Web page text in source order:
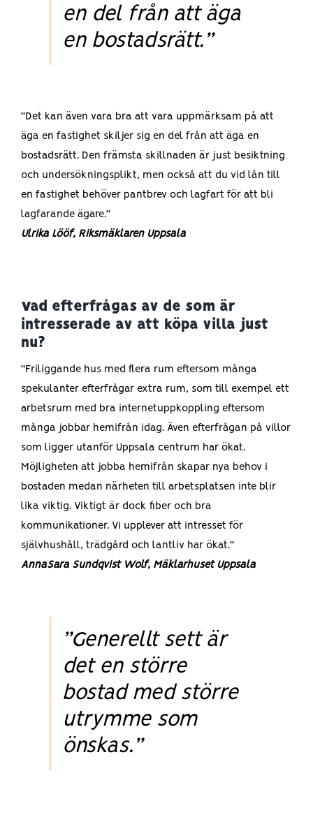
en del från att äga
en bostadsrätt.”
”Det kan även vara bra att vara uppmärksam på att
äga en fastighet skiljer sig en del från att äga en
bostadsrätt. Den främsta skillnaden är just besiktning
och undersökningsplikt, men också att du vid lån till
en fastighet behöver pantbrev och lagfart för att bli
lagfarande ägare.”
Ulrika Lööf, Riksmäklaren Uppsala
Vad efterfrågas av de som är
intresserade av att köpa villa just
nu?
”Friliggande hus med flera rum eftersom många
spekulanter efterfrågar extra rum, som till exempel ett
arbetsrum med bra internetuppkoppling eftersom
många jobbar hemifrån idag. Även efterfrågan på villor
som ligger utanför Uppsala centrum har ökat.
Möjligheten att jobba hemifrån skapar nya behov i
bostaden medan närheten till arbetsplatsen inte blir
lika viktig. Viktigt är dock fiber och bra
kommunikationer. Vi upplever att intresset för
självhushåll, trädgård och lantliv har ökat.”
AnnaSara Sundqvist Wolf, Mäklarhuset Uppsala
”Generellt sett är
det en större
bostad med större
utrymme som
önskas.”